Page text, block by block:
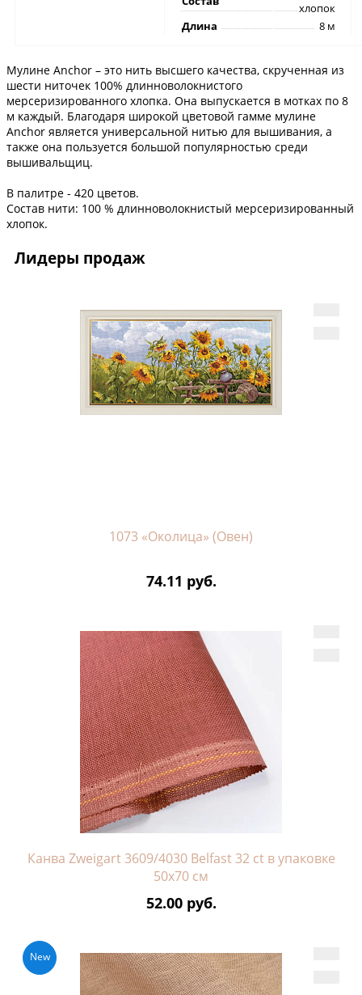
хлопок
Длина
8 м
Мулине Anchor – это нить высшего качества, скрученная из
шести ниточек 100% длинноволокнистого
мерсеризированного хлопка. Она выпускается в мотках по 8
м каждый. Благодаря широкой цветовой гамме мулине
Anchor является универсальной нитью для вышивания, а
также она пользуется большой популярностью среди
вышивальщиц.
В палитре - 420 цветов.
Состав нити: 100 % длинноволокнистый мерсеризированный
хлопок.
Лидеры продаж
1073 «Околица» (Овен)
74.11 руб.
Канва Zweigart 3609/4030 Belfast 32 ct в упаковке
50х70 см
52.00 руб.
New